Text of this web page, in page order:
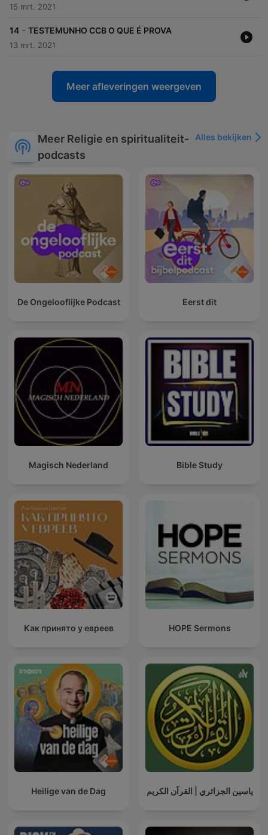
15 mrt. 2021
14 - TESTEMUNHO CCB O QUE É PROVA
13 mrt. 2021
Meer afleveringen weergeven
Meer Religie en spiritualiteit-
podcasts
Alles bekijken
De Ongelooflijke Podcast Eerst dit
Magisch Nederland Bible Study
Как принято у евреев HOPE Sermons
Heilige van de Dag ياسين الجزائري | القرآن الكريم